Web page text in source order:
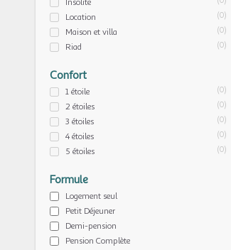
Insolite
Location (0)
Maison et villa (0)
Riad (0)
Confort
1 étoile (0)
2 étoiles (0)
3 étoiles (0)
4 étoiles (0)
5 étoiles (0)
Formule
Logement seul
Petit Déjeuner
Demi-pension
Pension Complète